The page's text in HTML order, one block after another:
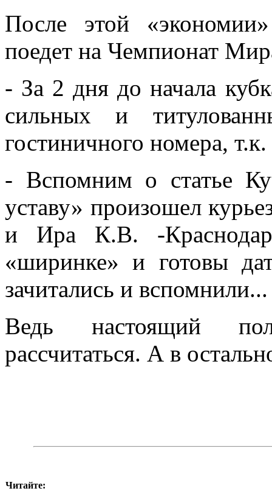
После этой
поедет на Чемпионат
- За 2 дня до начала
сильных и
гостиничного номера,
- Вспомним о статье
уставу» произошел
и Ира К.В. -
«ширинке» и готовы
зачитались и вспомнили...
Ведь настоящий
рассчитаться. А в
Читайте: